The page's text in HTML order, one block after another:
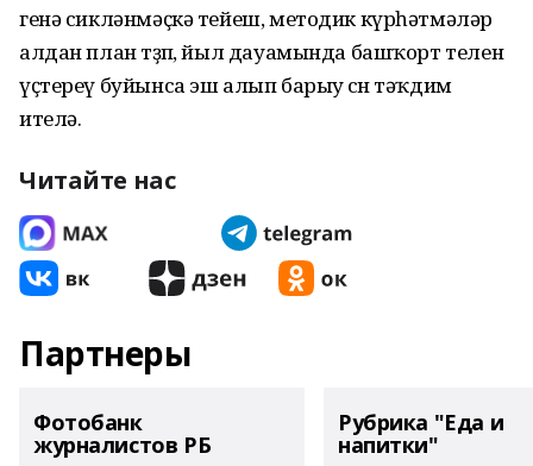
генә сикләнмәҫкә тейеш, методик күрһәтмәләр
алдан план төҙөп, йыл дауамында башҡорт телен
үҫтереү буйынса эш алып барыу өсөн тәҡдим
ителә.
Читайте нас
Партнеры
Фотобанк
журналистов РБ
Рубрика "Еда и
напитки"